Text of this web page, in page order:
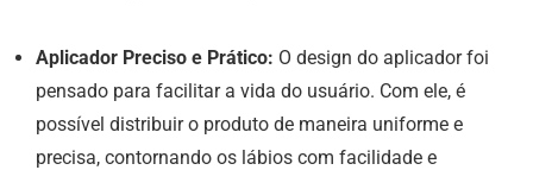
Aplicador Preciso e Prático: O design do aplicador foi
pensado para facilitar a vida do usuário. Com ele, é
possível distribuir o produto de maneira uniforme e
precisa, contornando os lábios com facilidade e